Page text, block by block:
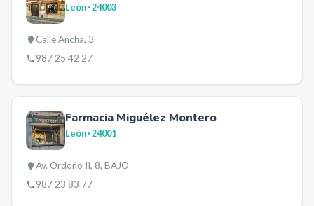
León· 24003
Calle Ancha, 3
987 25 42 27
Farmacia Miguélez Montero
León· 24001
Av. Ordoño II, 8, BAJO
987 23 83 77